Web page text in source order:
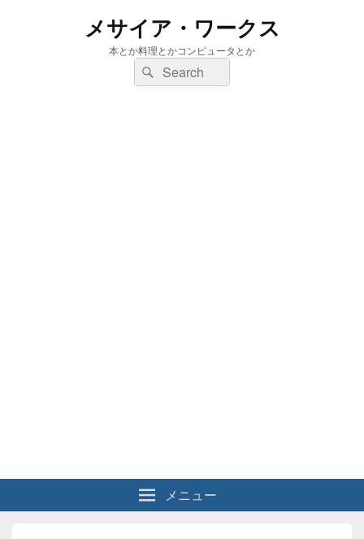
メサイア・ワークス
本とか料理とかコンピュータとか
検
索:
検
索
メニュー